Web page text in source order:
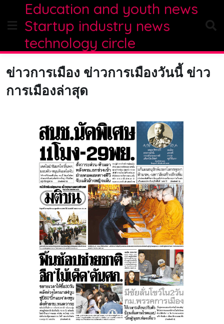
content
Education and youth news
Startup industry news
technology circle
ข่าวการเมือง ข่าวการเมืองวันนี้ ข่าว
การเมืองล่าสุด